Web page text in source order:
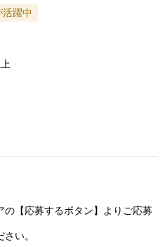
活躍中
の【応募するボタン】よりご応募
い。